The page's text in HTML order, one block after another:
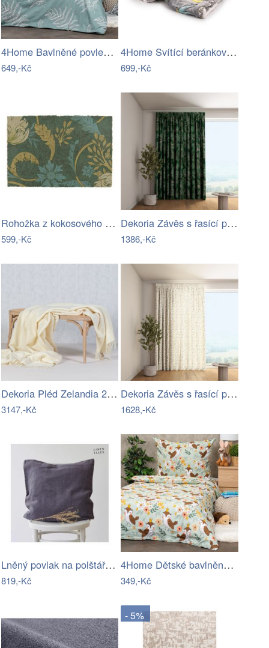
4Home Bavlněné povlečení Fern, 140 x…
649,-Kč
4Home Svítící beránková deka Dino, 150…
699,-Kč
Rohožka z kokosového vlákna 40x60 cm…
599,-Kč
Dekoria Závěs s řasící páskou,…
1386,-Kč
Dekoria Pléd Zelandia 200x240cm cream,…
3147,-Kč
Dekoria Závěs s řasící páskou, květy na…
1628,-Kč
Lněný povlak na polštář 50x50 cm Dark…
819,-Kč
4Home Dětské bavlněné povlečení Owlet,…
349,-Kč
- 5%